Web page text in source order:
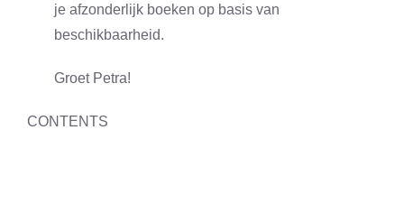
je afzonderlijk boeken op basis van
beschikbaarheid.
Groet Petra!
CONTENTS